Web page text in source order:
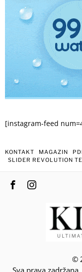
[instagram-feed
KONTAKT MAGAZIN
SLIDER REVOLUTION
©
Sva prava